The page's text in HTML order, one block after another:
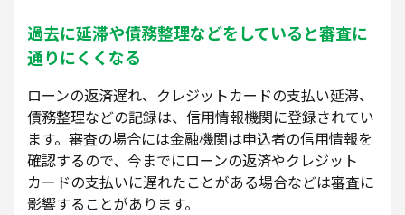
過去に延滞や債務整理などをしていると審査に
通りにくくなる
ローンの返済遅れ、クレジットカードの支払い延滞、
債務整理などの記録は、信用情報機関に登録されてい
ます。審査の場合には金融機関は申込者の信用情報を
確認するので、今までにローンの返済やクレジット
カードの支払いに遅れたことがある場合などは審査に
影響することがあります。